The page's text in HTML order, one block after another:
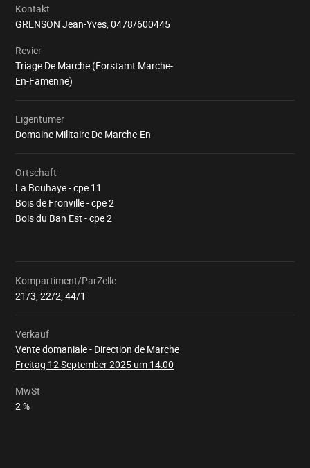
Kontakt
GRENSON Jean-Yves,0478/600445
Revier
Triage De Marche (Forstamt Marche-
En-Famenne)
Eigentümer
Domaine Militaire De Marche-En
Ortschaft
La Bouhaye - cpe 11
Bois de Fronville - cpe 2
Bois du Ban Est - cpe 2
Kompartiment/ParZelle
21/3, 22/2, 44/1
Verkauf
Vente domaniale - Direction de Marche
Freitag 12 September 2025 um 14:00
Wird
MwSt
2 %